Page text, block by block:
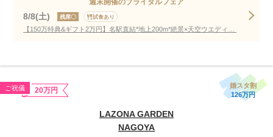
週末開催のブライダルフェア
8/8(土) 残席〇 試食あり
ご祝儀 20万円
婚スタ割
126万円
LAZONA GARDEN
NAGOYA